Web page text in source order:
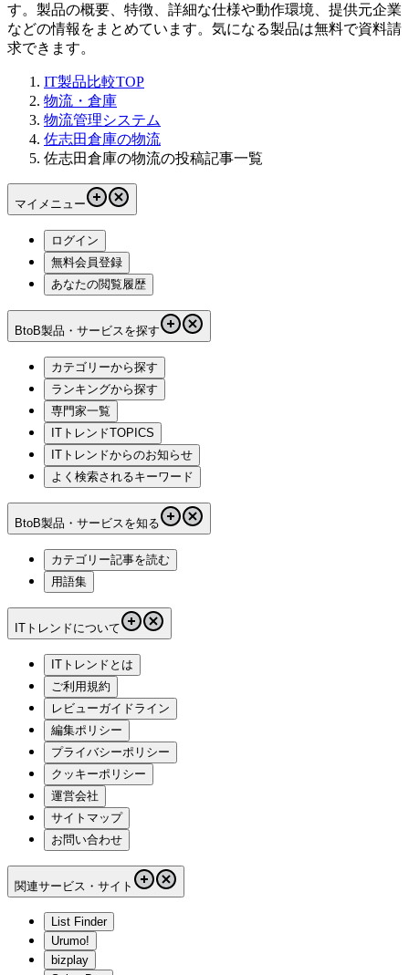
す。製品の概要、特徴、詳細な仕様や動作環境、提供元企業
などの情報をまとめています。気になる製品は無料で資料請
求できます。
IT製品比較TOP
物流・倉庫
物流管理システム
佐志田倉庫の物流
佐志田倉庫の物流の投稿記事一覧
マイメニュー
ログイン
無料会員登録
あなたの閲覧履歴
BtoB製品・サービスを探す
カテゴリーから探す
ランキングから探す
専門家一覧
ITトレンドTOPICS
ITトレンドからのお知らせ
よく検索されるキーワード
BtoB製品・サービスを知る
カテゴリー記事を読む
用語集
ITトレンドについて
ITトレンドとは
ご利用規約
レビューガイドライン
編集ポリシー
プライバシーポリシー
クッキーポリシー
運営会社
サイトマップ
お問い合わせ
関連サービス・サイト
List Finder
Urumo!
bizplay